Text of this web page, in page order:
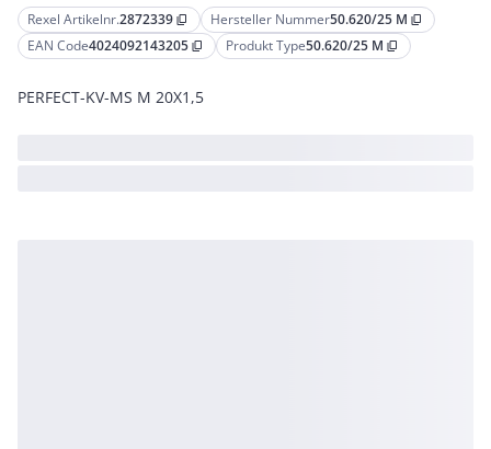
Rexel Artikelnr.2872339 content_copy Hersteller Nummer50.620/25 M content_copy
EAN Code4024092143205 content_copy Produkt Type50.620/25 M content_copy
PERFECT-KV-MS M 20X1,5